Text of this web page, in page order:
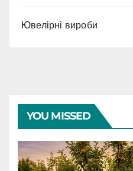
Ювелірні вироби
YOU MISSED